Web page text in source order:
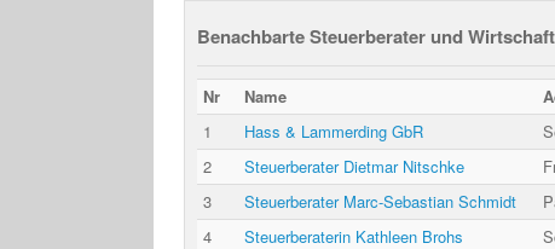
Benachbarte Steuerberater und
Nr Name
1
Hass & Lammerding GbR
2
Steuerberater Dietmar Nitschke
3
Steuerberater Marc-Sebastian Schmidt
4
Steuerberaterin Kathleen Brohs